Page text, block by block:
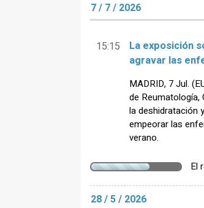
7 / 7 / 2026
15:15
La exposición
agravar las
MADRID, 7 Jul.
de Reumatología,
la deshidratación
empeorar las
verano.
El
28 / 5 / 2026